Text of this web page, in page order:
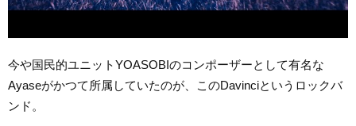
今や国民的ユニットYOASOBIのコンポーザーとして有名な
Ayaseがかつて所属していたのが、このDavinciというロックバ
ンド。